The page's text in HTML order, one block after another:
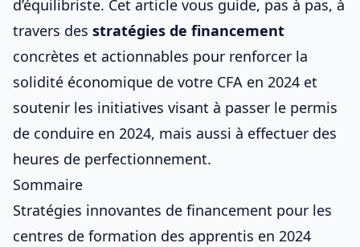
d’équilibriste. Cet article vous guide, pas à pas, à
travers des stratégies de financement
concrètes et actionnables pour renforcer la
solidité économique de votre CFA en 2024 et
soutenir les initiatives visant à passer le permis
de conduire en 2024, mais aussi à effectuer des
heures de perfectionnement.
Sommaire
Stratégies innovantes de financement pour les
centres de formation des apprentis en 2024